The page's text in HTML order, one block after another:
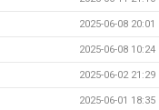
2025-06-08 20:01
2025-06-08 10:24
2025-06-02 21:29
2025-06-01 18:35